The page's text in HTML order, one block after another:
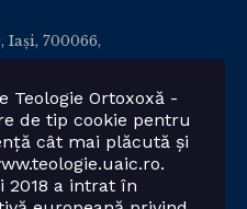
700066,
2423, 2425
Teologie Ortoxoxă -
de tip cookie pentru
cât mai plăcută și
2018 a intrat în